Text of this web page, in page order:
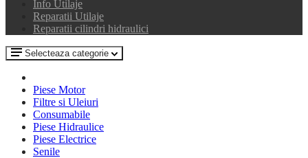
Info Utilaje
Reparatii Utilaje
Reparatii cilindri hidraulici
Selecteaza categorie
Piese Motor
Filtre si Uleiuri
Consumabile
Piese Hidraulice
Piese Electrice
Senile